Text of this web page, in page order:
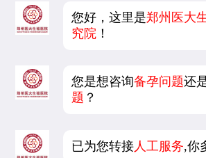
您好，这里是郑州医大
究院 ！
您是想咨询备孕问题还
题 ？
已为您转接 人工服务,你